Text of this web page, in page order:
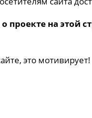
проекте на этой
это мотивирует!